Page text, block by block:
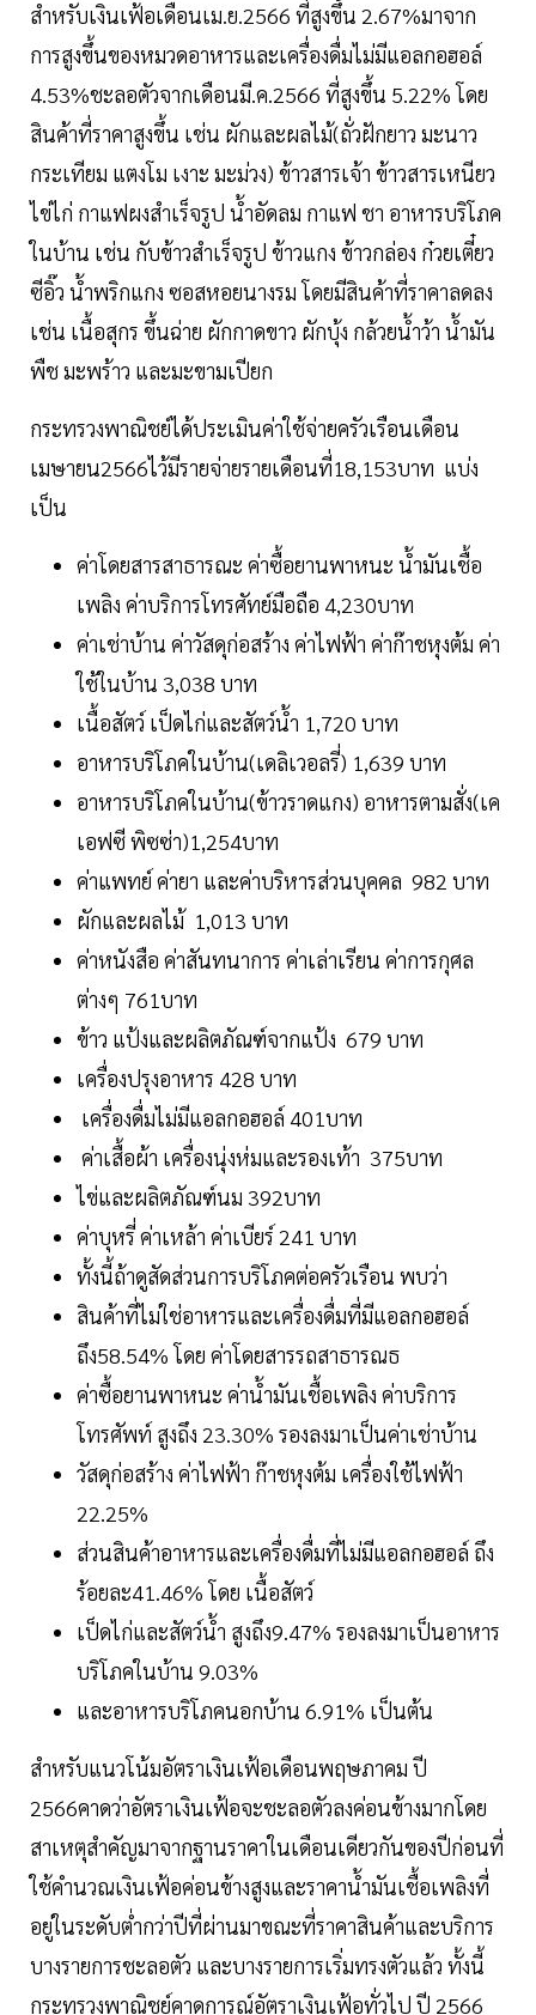
สำหรับเงินเฟ้อเดือนเม.ย.2566 ที่สูงขึ้น 2.67%มาจาก
การสูงขึ้นของหมวดอาหารและเครื่องดื่มไม่มีแอลกอฮอล์
4.53%ชะลอตัวจากเดือนมี.ค.2566 ที่สูงขึ้น 5.22% โดย
สินค้าที่ราคาสูงขึ้น เช่น ผักและผลไม้(ถั่วฝักยาว มะนาว
กระเทียม แตงโม เงาะ มะม่วง) ข้าวสารเจ้า ข้าวสารเหนียว
ไข่ไก่ กาแฟผงสำเร็จรูป น้ำอัดลม กาแฟ ชา อาหารบริโภค
ในบ้าน เช่น กับข้าวสำเร็จรูป ข้าวแกง ข้าวกล่อง ก๋วยเตี๋ยว
ซีอิ๊ว น้ำพริกแกง ซอสหอยนางรม โดยมีสินค้าที่ราคาลดลง
เช่น เนื้อสุกร ขึ้นฉ่าย ผักกาดขาว ผักบุ้ง กล้วยน้ำว้า น้ำมัน
พืช มะพร้าว และมะขามเปียก
กระทรวงพาณิชย์ได้ประเมินค่าใช้จ่ายครัวเรือนเดือน
เมษายน2566ไว้มีรายจ่ายรายเดือนที่18,153บาท แบ่ง
เป็น
ค่าโดยสารสาธารณะ ค่าซื้อยานพาหนะ น้ำมันเชื้อ
เพลิง ค่าบริการโทรศัทย์มือถือ 4,230บาท
ค่าเช่าบ้าน ค่าวัสดุก่อสร้าง ค่าไฟฟ้า ค่าก๊าชหุงต้ม ค่า
ใช้ในบ้าน 3,038 บาท
เนื้อสัตว์ เป็ดไก่และสัตว์น้ำ 1,720 บาท
อาหารบริโภคในบ้าน(เดลิเวอลรี่) 1,639 บาท
อาหารบริโภคในบ้าน(ข้าวราดแกง) อาหารตามสั่ง(เค
เอฟซี พิซซ่า)1,254บาท
ค่าแพทย์ ค่ายา และค่าบริหารส่วนบุคคล 982 บาท
ผักและผลไม้ 1,013 บาท
ค่าหนังสือ ค่าสันทนาการ ค่าเล่าเรียน ค่าการกุศล
ต่างๆ 761บาท
ข้าว แป้งและผลิตภัณฑ์จากแป้ง 679 บาท
เครื่องปรุงอาหาร 428 บาท
เครื่องดื่มไม่มีแอลกอฮอล์ 401บาท
ค่าเสื้อผ้า เครื่องนุ่งห่มและรองเท้า 375บาท
ไข่และผลิตภัณฑ์นม 392บาท
ค่าบุหรี่ ค่าเหล้า ค่าเบียร์ 241 บาท
ทั้งนี้ถ้าดูสัดส่วนการบริโภคต่อครัวเรือน พบว่า
สินค้าที่ไม่ใช่อาหารและเครื่องดื่มที่มีแอลกอฮอล์
ถึง58.54% โดย ค่าโดยสารรถสาธารณธ
ค่าซื้อยานพาหนะ ค่าน้ำมันเชื้อเพลิง ค่าบริการ
โทรศัพท์ สูงถึง 23.30% รองลงมาเป็นค่าเช่าบ้าน
วัสดุก่อสร้าง ค่าไฟฟ้า ก๊าชหุงต้ม เครื่องใช้ไฟฟ้า
22.25%
ส่วนสินค้าอาหารและเครื่องดื่มที่ไม่มีแอลกอฮอล์ ถึง
ร้อยละ41.46% โดย เนื้อสัตว์
เป็ดไก่และสัตว์น้ำ สูงถึง9.47% รองลงมาเป็นอาหาร
บริโภคในบ้าน 9.03%
และอาหารบริโภคนอกบ้าน 6.91% เป็นต้น
สำหรับแนวโน้มอัตราเงินเฟ้อเดือนพฤษภาคม ปี
2566คาดว่าอัตราเงินเฟ้อจะชะลอตัวลงค่อนข้างมากโดย
สาเหตุสำคัญมาจากฐานราคาในเดือนเดียวกันของปีก่อนที่
ใช้คำนวณเงินเฟ้อค่อนข้างสูงและราคาน้ำมันเชื้อเพลิงที่
อยู่ในระดับต่ำกว่าปีที่ผ่านมาขณะที่ราคาสินค้าและบริการ
บางรายการชะลอตัว และบางรายการเริ่มทรงตัวแล้ว ทั้งนี้
กระทรวงพาณิชย์คาดการณ์อัตราเงินเฟ้อทั่วไป ปี 2566